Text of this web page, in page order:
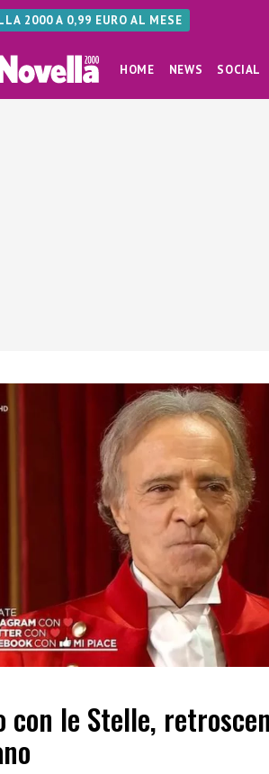
2000 A 0,99 EURO AL MESE
HOME NEWS SOCIAL
con le Stelle,